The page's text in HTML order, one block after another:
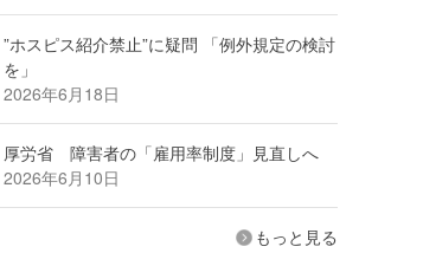
”ホスピス紹介禁止”に疑問 「例外規定の検討
を」
2026年6月18日
厚労省 障害者の「雇用率制度」見直しへ
2026年6月10日
もっと見る